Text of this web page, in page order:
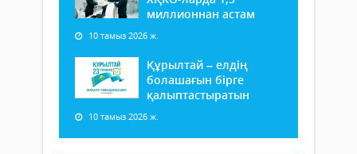
миллионнан астам
10 тамыз 2026 ж.
Құрылтай – елдің
болашағын бірге
қалыптастыратын
10 тамыз 2026 ж.